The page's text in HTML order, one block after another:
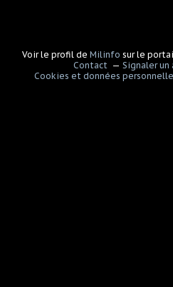
Voir le profil deMilinfo sur le
Contact
Signaler un
Cookies et données